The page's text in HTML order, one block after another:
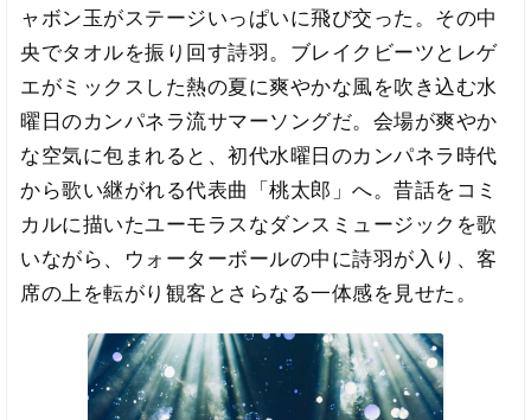
ャボン玉がステージいっぱいに飛び交った。その中
央でタオルを振り回す詩羽。ブレイクビーツとレゲ
エがミックスした熱の夏に爽やかな風を吹き込む水
曜日のカンパネラ流サマーソングだ。会場が爽やか
な空気に包まれると、初代水曜日のカンパネラ時代
から歌い継がれる代表曲「桃太郎」へ。昔話をコミ
カルに描いたユーモラスなダンスミュージックを歌
いながら、ウォーターボールの中に詩羽が入り、客
席の上を転がり観客とさらなる一体感を見せた。